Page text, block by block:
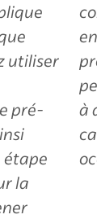
utiliser
pré-
étape
la
à